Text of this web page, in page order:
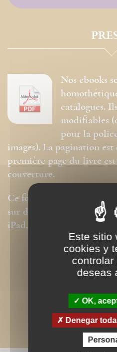
Nos ebooks
catalogues.
modifiables
pour la
images). La pagination
première page du livre
couverture.
Ce format peut être lu
sur des ordinateurs ou
iPad, Archos, Asus ou
Este sitio
cookies y
controlar
deseas
OK,
Denegar